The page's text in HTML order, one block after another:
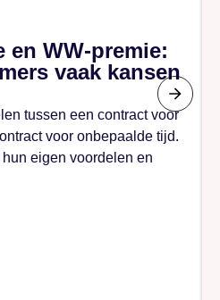
en WW-premie:
vaak kansen
tussen een contract voor
voor onbepaalde tijd.
eigen voordelen en